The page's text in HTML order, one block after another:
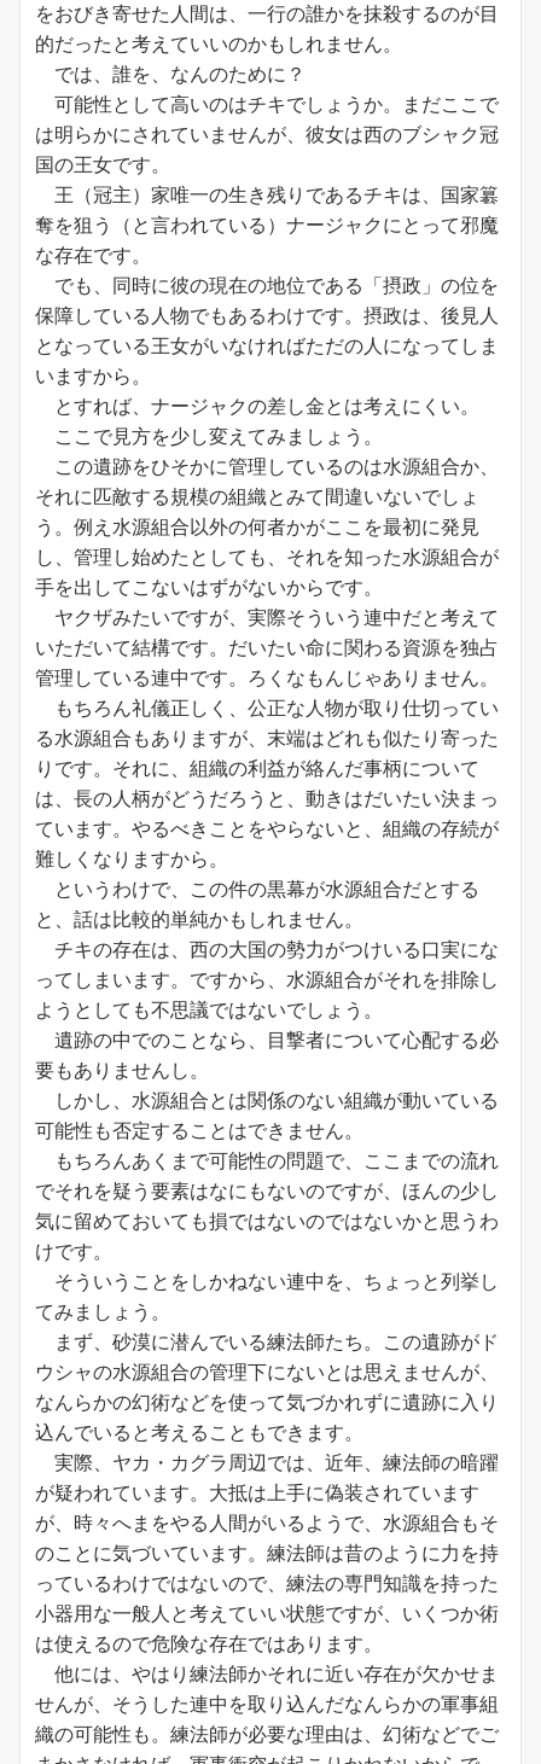
をおびき寄せた人間は、一行の誰かを抹殺するのが目
的だったと考えていいのかもしれません。
では、誰を、なんのために？
可能性として高いのはチキでしょうか。まだここで
は明らかにされていませんが、彼女は西のブシャク冠
国の王女です。
王（冠主）家唯一の生き残りであるチキは、国家簒
奪を狙う（と言われている）ナージャクにとって邪魔
な存在です。
でも、同時に彼の現在の地位である「摂政」の位を
保障している人物でもあるわけです。摂政は、後見人
となっている王女がいなければただの人になってしま
いますから。
とすれば、ナージャクの差し金とは考えにくい。
ここで見方を少し変えてみましょう。
この遺跡をひそかに管理しているのは水源組合か、
それに匹敵する規模の組織とみて間違いないでしょ
う。例え水源組合以外の何者かがここを最初に発見
し、管理し始めたとしても、それを知った水源組合が
手を出してこないはずがないからです。
ヤクザみたいですが、実際そういう連中だと考えて
いただいて結構です。だいたい命に関わる資源を独占
管理している連中です。ろくなもんじゃありません。
もちろん礼儀正しく、公正な人物が取り仕切ってい
る水源組合もありますが、末端はどれも似たり寄った
りです。それに、組織の利益が絡んだ事柄について
は、長の人柄がどうだろうと、動きはだいたい決まっ
ています。やるべきことをやらないと、組織の存続が
難しくなりますから。
というわけで、この件の黒幕が水源組合だとする
と、話は比較的単純かもしれません。
チキの存在は、西の大国の勢力がつけいる口実にな
ってしまいます。ですから、水源組合がそれを排除し
ようとしても不思議ではないでしょう。
遺跡の中でのことなら、目撃者について心配する必
要もありませんし。
しかし、水源組合とは関係のない組織が動いている
可能性も否定することはできません。
もちろんあくまで可能性の問題で、ここまでの流れ
でそれを疑う要素はなにもないのですが、ほんの少し
気に留めておいても損ではないのではないかと思うわ
けです。
そういうことをしかねない連中を、ちょっと列挙し
てみましょう。
まず、砂漠に潜んでいる練法師たち。この遺跡がド
ウシャの水源組合の管理下にないとは思えませんが、
なんらかの幻術などを使って気づかれずに遺跡に入り
込んでいると考えることもできます。
実際、ヤカ・カグラ周辺では、近年、練法師の暗躍
が疑われています。大抵は上手に偽装されています
が、時々へまをやる人間がいるようで、水源組合もそ
のことに気づいています。練法師は昔のように力を持
っているわけではないので、練法の専門知識を持った
小器用な一般人と考えていい状態ですが、いくつか術
は使えるので危険な存在ではあります。
他には、やはり練法師かそれに近い存在が欠かせま
せんが、そうした連中を取り込んだなんらかの軍事組
織の可能性も。練法師が必要な理由は、幻術などでご